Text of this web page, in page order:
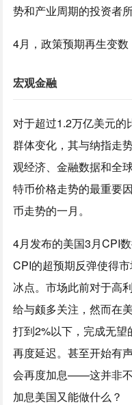
势和产业周期的投资者
4月，政策预期再生变数
宏观金融
对于超过1.2万亿美元
群体变化，其与纳指走
观经济、金融数据和全
特币价格走势的最重要
币走势的一月。
4月发布的美国3月CPI
CPI的超预期反弹使得
冰点。市场此前对于高
给与颇多关注，然而在
打到2%以下，完成无
再度延迟。甚至开始有
会再度加息——这并非
加息美国又能做什么？